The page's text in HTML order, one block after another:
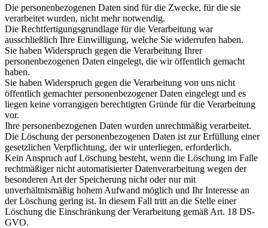
Die personenbezogenen Daten sind für die Zwecke, für die sie
verarbeitet wurden, nicht mehr notwendig.
Die Rechtfertigungsgrundlage für die Verarbeitung war
ausschließlich Ihre Einwilligung, welche Sie widerrufen haben.
Sie haben Widerspruch gegen die Verarbeitung Ihrer
personenbezogenen Daten eingelegt, die wir öffentlich gemacht
haben.
Sie haben Widerspruch gegen die Verarbeitung von uns nicht
öffentlich gemachter personenbezogener Daten eingelegt und es
liegen keine vorrangigen berechtigten Gründe für die Verarbeitung
vor.
Ihre personenbezogenen Daten wurden unrechtmäßig verarbeitet.
Die Löschung der personenbezogenen Daten ist zur Erfüllung einer
gesetzlichen Verpflichtung, der wir unterliegen, erforderlich.
Kein Anspruch auf Löschung besteht, wenn die Löschung im Falle
rechtmäßiger nicht automatisierter Datenverarbeitung wegen der
besonderen Art der Speicherung nicht oder nur mit
unverhältnismäßig hohem Aufwand möglich und Ihr Interesse an
der Löschung gering ist. In diesem Fall tritt an die Stelle einer
Löschung die Einschränkung der Verarbeitung gemäß Art. 18 DS-
GVO.